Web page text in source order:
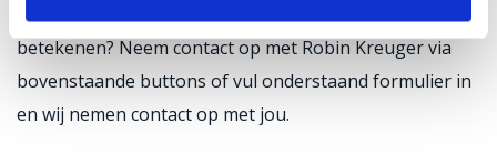
Benieuwd wat deze regeling voor jouw organisatie kan
betekenen? Neem contact op met Robin Kreuger via
bovenstaande buttons of vul onderstaand formulier in
en wij nemen contact op met jou.